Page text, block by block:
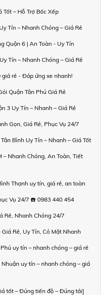
Tốt – Hỗ Trợ Bốc Xếp
Tín – Nhanh Chóng – Giá Rẻ
Quận 6 | An Toàn - Uy Tín
Tín – Nhanh Chóng – Giá Rẻ
rẻ - Đáp ứng xe nhanh!
Quận Tân Phú Giá Rẻ
3 Uy Tín – Nhanh – Giá Rẻ
Gọn, Giá Rẻ, Phục Vụ 24/7
Bình Uy Tín – Nhanh – Giá Tốt
– Nhanh Chóng, An Toàn, Tiết
Thạnh uy tín, giá rẻ, an toàn
Vụ 24/7 ☎️ 0983 440 454
Rẻ, Nhanh Chóng 24/7
Rẻ, Uy Tín, Có Mặt Nhanh
uy tín – nhanh chóng – giá rẻ
uy tín – nhanh chóng – giá
tốt – Đúng tiến độ – Đúng tải]